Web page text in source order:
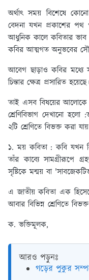
অর্থাৎ সময় বিশেষে
বেদনা যখন প্রকাশের
আধুনিক কালে কবিতার
কবির আত্মগত অনুভবের
আবেগ ছাড়াও কবির মধ্যে
চিন্তার ক্ষেত্র প্রসারিত
তাই এসব বিষয়ের আলোকে
শ্রেণিবিভাগ দেখানো
২টি শ্রেণিতে বিভক্ত করা
১. ময় কবিতা : কবি যখন
তাঁর কাব্যে সামগ্রীরূপে
সৃষ্টিকে মন্ময় বা
এ জাতীয় কবিতা এক
আবার বিভিন্ন শ্রেণিতে
ক. ভক্তিমূলক,
আরও পড়ুনঃ
গড়ের পুকুর